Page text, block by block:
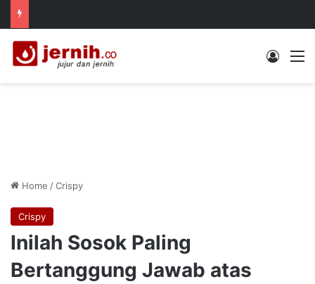
Log In
Home /Crispy
Crispy
Inilah Sosok Paling
Bertanggung Jawab atas